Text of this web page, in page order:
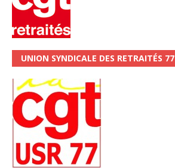
UNION SYNDICALE DES RETRAITÉS 77